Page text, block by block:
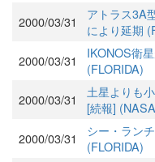
2000/03/31
アトラス3A
により延期
2000/03/31
IKONOS衛
(FLORIDA)
2000/03/31
土星よりも
[続報]
2000/03/31
シー・ラン
(FLORIDA)